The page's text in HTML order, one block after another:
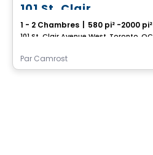
101 St. Clair
1 - 2 Chambres 580 pi² -2000 pi²
101 St. Clair Avenue West, Toronto, QC
Par Camrost